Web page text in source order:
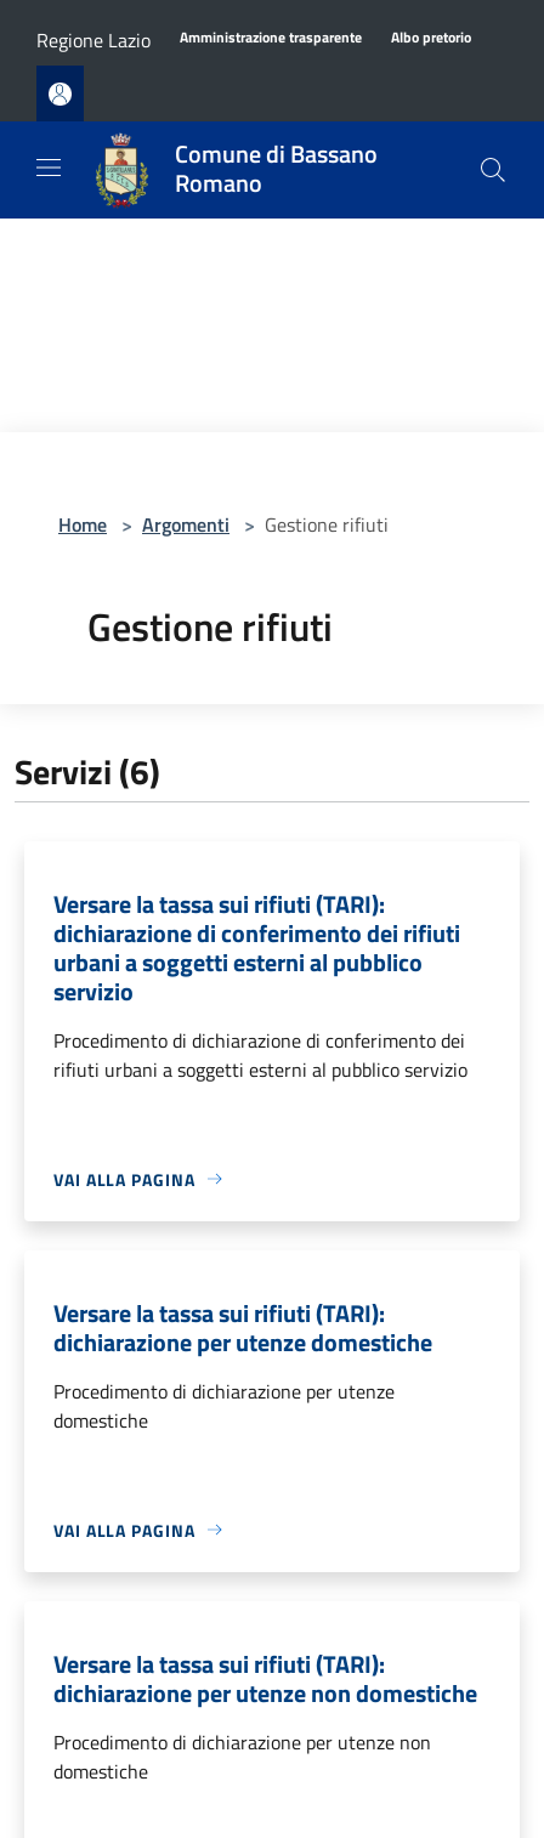
Regione Lazio
Amministrazione trasparente Albo pretorio
Comune di Bassano
Romano
Home > Argomenti > Gestione rifiuti
Gestione rifiuti
Servizi (6)
Versare la tassa sui rifiuti (TARI):
dichiarazione di conferimento dei rifiuti
urbani a soggetti esterni al pubblico
servizio
Procedimento di dichiarazione di conferimento dei
rifiuti urbani a soggetti esterni al pubblico servizio
VAI ALLA PAGINA
Versare la tassa sui rifiuti (TARI):
dichiarazione per utenze domestiche
Procedimento di dichiarazione per utenze
domestiche
VAI ALLA PAGINA
Versare la tassa sui rifiuti (TARI):
dichiarazione per utenze non domestiche
Procedimento di dichiarazione per utenze non
domestiche